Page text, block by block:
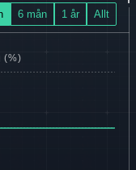
6 mån 1 år Allt